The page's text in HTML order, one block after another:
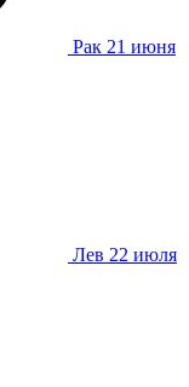
Рак 21 июня
Лев 22 июля